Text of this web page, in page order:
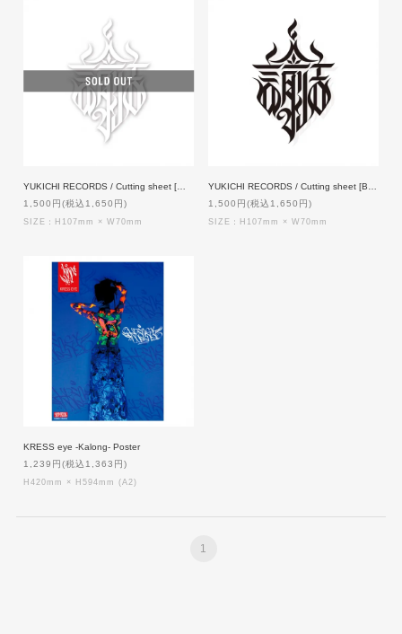
1,500円(税込1,650円)
SIZE：H107mm × W70mm
1,500円(税込1,650円)
SIZE：H107mm × W70mm
KRESS eye -Kalong- Poster
1,239円(税込1,363円)
H420mm × H594mm (A2)
1